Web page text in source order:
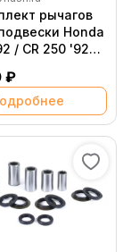
рычагов
Honda
/ CR 250 '92
₽